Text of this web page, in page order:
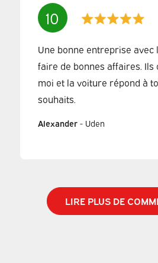
10
Une bonne entreprise avec
faire de bonnes affaires. Ils
moi et la voiture répond à
souhaits.
Alexander- Uden
LIRE PLUS DE